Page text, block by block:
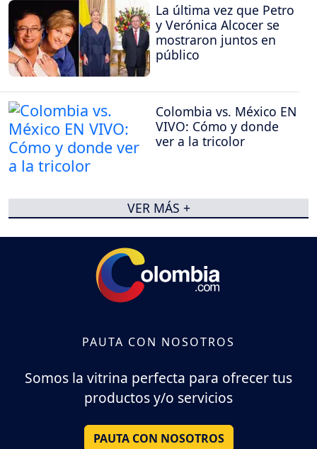
La última vez que Petro
y Verónica Alcocer se
mostraron juntos en
público
Colombia vs. México EN
VIVO: Cómo y donde
ver a la tricolor
VER MÁS +
PAUTA CON NOSOTROS
Somos la vitrina perfecta para ofrecer tus
productos y/o servicios
PAUTA CON NOSOTROS